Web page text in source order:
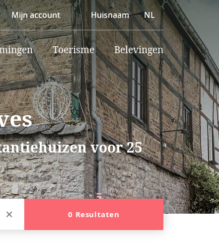
Mijn account Huisnaam NL
Toerisme Belevingen
voor 25
0 Resultaten